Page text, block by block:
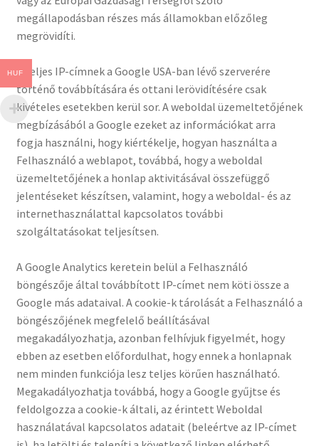
megállapodásban részes más államokban előzőleg
megrövidíti.
A teljes IP-címnek a Google USA-ban lévő szerverére
történő továbbítására és ottani lerövidítésére csak
kivételes esetekben kerül sor. A weboldal üzemeltetőjének
megbízásából a Google ezeket az információkat arra
fogja használni, hogy kiértékelje, hogyan használta a
Felhasználó a weblapot, továbbá, hogy a weboldal
üzemeltetőjének a honlap aktivitásával összefüggő
jelentéseket készítsen, valamint, hogy a weboldal- és az
internethasználattal kapcsolatos további
szolgáltatásokat teljesítsen.
A Google Analytics keretein belül a Felhasználó
böngészője által továbbított IP-címet nem köti össze a
Google más adataival. A cookie-k tárolását a Felhasználó a
böngészőjének megfelelő beállításával
megakadályozhatja, azonban felhívjuk figyelmét, hogy
ebben az esetben előfordulhat, hogy ennek a honlapnak
nem minden funkciója lesz teljes körűen használható.
Megakadályozhatja továbbá, hogy a Google gyűjtse és
feldolgozza a cookie-k általi, az érintett Weboldal
használatával kapcsolatos adatait (beleértve az IP-címet
HUF